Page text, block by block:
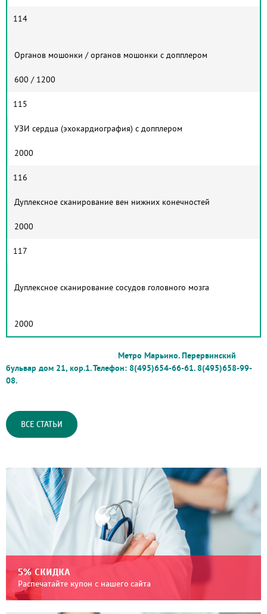
114
Органов мошонки / органов мошонки с допплером
600 / 1200
115
УЗИ сердца (эхокардиография) с допплером
2000
116
Дуплексное сканирование вен нижних конечностей
2000
117
Дуплексное сканирование сосудов головного мозга
2000
Метро Марьино. Перервинский
бульвар дом 21, кор.1. Телефон: 8(495)654-66-61.8(495)658-99-
08.
ВСЕ СТАТЬИ
5% СКИДКА
Распечатайте купон с нашего сайта